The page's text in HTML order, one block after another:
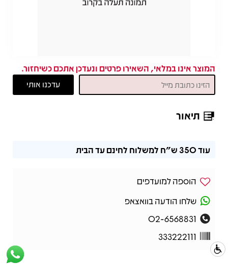
המוצר אינו במלאי, השאירו פרטים ונעדכן אתכם כשיחזור.
תיאור
עוד350 ש"ח למשלוח לחינם עד הבית
הוספה למועדפים
שלחו הודעה בוואצאפ
02-6568831
333222111